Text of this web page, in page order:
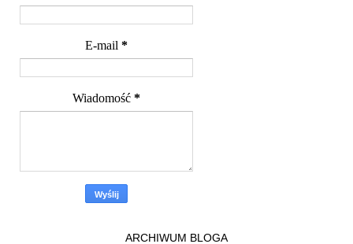
E-mail *
Wiadomość *
ARCHIWUM BLOGA